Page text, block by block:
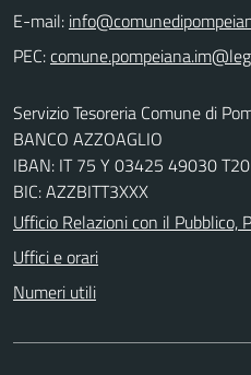
E-mail:
PEC:
Servizio Tesoreria Comune di
BANCO AZZOAGLIO
IBAN: IT 75 Y 03425 49030
BIC: AZZBITT3XXX
Ufficio Relazioni con il Pubblico,
Uffici e orari
Numeri utili